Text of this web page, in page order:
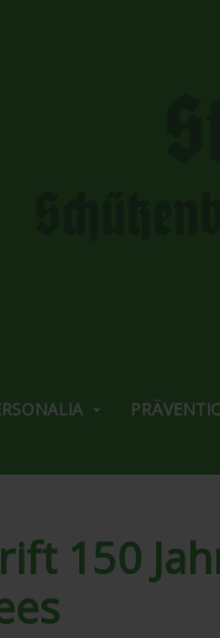
150